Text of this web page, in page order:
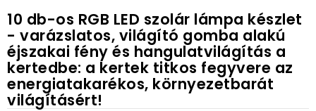
10 db-os RGB LED szolár lámpa készlet
- varázslatos, világító gomba alakú
éjszakai fény és hangulatvilágítás a
kertedbe: a kertek titkos fegyvere az
energiatakarékos, környezetbarát
világításért!